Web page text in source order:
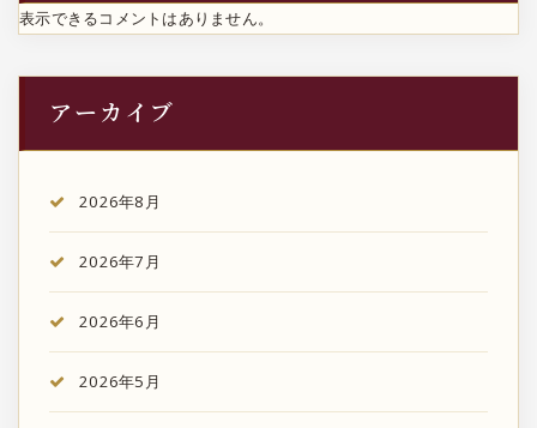
表示できるコメントはありません。
アーカイブ
2026年8月
2026年7月
2026年6月
2026年5月